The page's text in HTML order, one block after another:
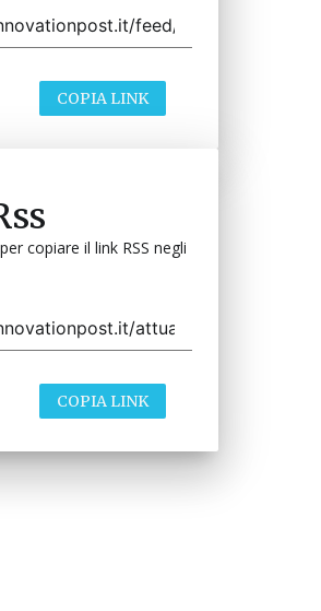
COPIA LINK
copiare il link RSS negli
COPIA LINK